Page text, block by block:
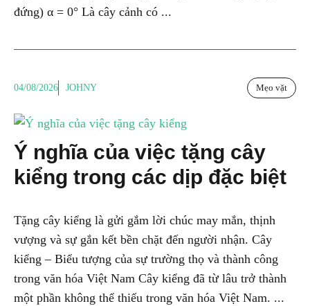
đứng) α = 0° Là cây cảnh có ...
04/08/2026 JOHNY Mẹo vặt
Ý nghĩa của việc tặng cây
kiểng trong các dịp đặc biệt
Tặng cây kiểng là gửi gắm lời chúc may mắn, thịnh
vượng và sự gắn kết bền chặt đến người nhận. Cây
kiểng – Biểu tượng của sự trường thọ và thành công
trong văn hóa Việt Nam Cây kiểng đã từ lâu trở thành
một phần không thể thiếu trong văn hóa Việt Nam. ...